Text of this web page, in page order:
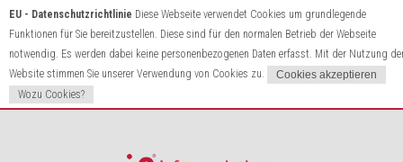
EU - Datenschutzrichtlinie Diese Webseite verwendet Cookies um grundlegende
Funktionen für Sie bereitzustellen. Diese sind für den normalen Betrieb der Webseite
notwendig. Es werden dabei keine personenbezogenen Daten erfasst. Mit der Nutzung
Website stimmen Sie unserer Verwendung von Cookies zu.
Wozu Cookies?